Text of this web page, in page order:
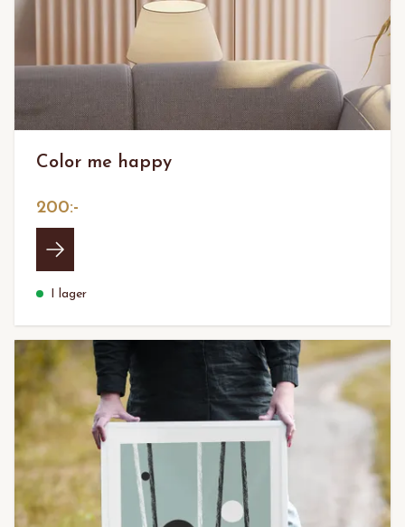
Color me happy
200:-
I lager